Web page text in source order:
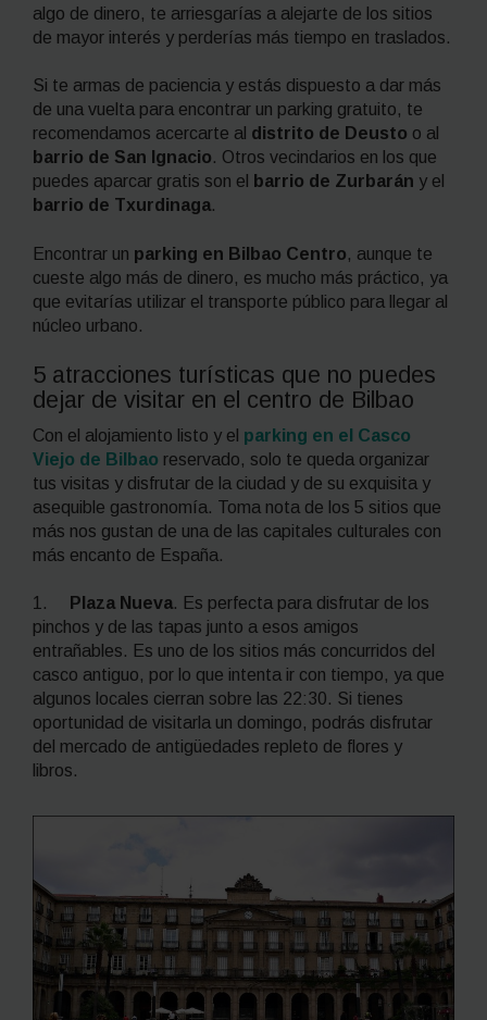
algo de dinero, te arriesgarías a alejarte de los sitios
de mayor interés y perderías más tiempo en traslados.
Si te armas de paciencia y estás dispuesto a dar más
de una vuelta para encontrar un parking gratuito, te
recomendamos acercarte al distrito de Deusto o al
barrio de San Ignacio. Otros vecindarios en los que
puedes aparcar gratis son el
barrio de Zurbarán y el
barrio de Txurdinaga.
Encontrar un parking en Bilbao Centro, aunque te
cueste algo más de dinero, es mucho más práctico, ya
que evitarías utilizar el transporte público para llegar al
núcleo urbano.
5 atracciones turísticas que no puedes
dejar de visitar en el centro de Bilbao
Con el alojamiento listo y el parking en el Casco
Viejo de Bilbao reservado, solo te queda organizar
tus visitas y disfrutar de la ciudad y de su exquisita y
asequible gastronomía. Toma nota de los 5 sitios que
más nos gustan de una de las capitales culturales con
más encanto de España.
1. Plaza Nueva. Es perfecta para disfrutar de los
pinchos y de las tapas junto a esos amigos
entrañables. Es uno de los sitios más concurridos del
casco antiguo, por lo que intenta ir con tiempo, ya que
algunos locales cierran sobre las 22:30. Si tienes
oportunidad de visitarla un domingo, podrás disfrutar
del mercado de antigüedades repleto de flores y
libros.